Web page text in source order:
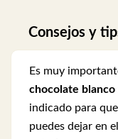
Consejos y
Es muy
chocolate blanco
indicado para
puedes dejar en